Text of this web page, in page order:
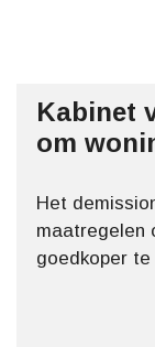
Kabinet
om
Het
maatregelen
goedkoper te